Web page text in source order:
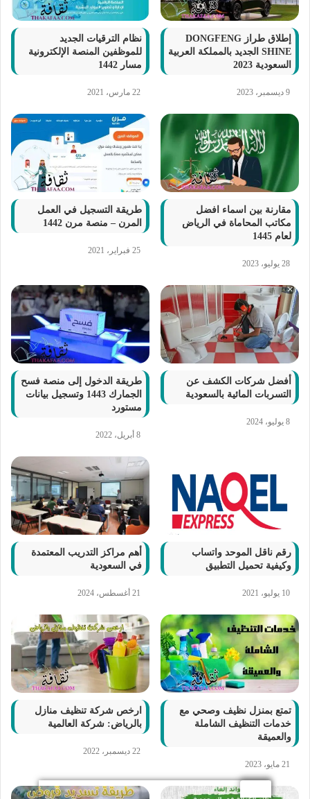
إطلاق طراز DONGFENG
SHINE الجديد بالمملكة العربية
السعودية 2023
9 ديسمبر، 2023
نظام الترقيات الجديد
للموظفين المنصة الإلكترونية
مسار 1442
22 مارس، 2021
مقارنة بين اسماء افضل
مكاتب المحاماة في الرياض
لعام 1445
28 يوليو، 2023
طريقة التسجيل في العمل
المرن – منصة مرن 1442
25 فبراير، 2021
أفضل شركات الكشف عن
التسربات المائية بالسعودية
8 يوليو، 2024
طريقة الدخول إلى منصة فسح
الجمارك 1443 وتسجيل بيانات
مستورد
8 أبريل، 2022
رقم ناقل الموحد واتساب
وكيفية تحميل التطبيق
10 يوليو، 2021
أهم مراكز التدريب المعتمدة
في السعودية
21 أغسطس، 2024
تمتع بمنزل نظيف وصحي مع
خدمات التنظيف الشاملة
والعميقة
21 مايو، 2023
ارخص شركة تنظيف منازل
بالرياض: شركة العالمية
22 ديسمبر، 2022